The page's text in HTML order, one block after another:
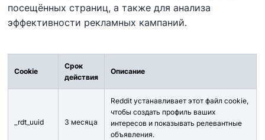
посещённых страниц, а также для анализа
эффективности рекламных кампаний.
Cookie
Срок
действия
Описание
_rdt_uuid 3 месяца
Reddit устанавливает этот файл cookie,
чтобы создать профиль ваших
интересов и показывать релевантные
объявления.